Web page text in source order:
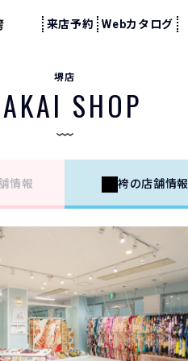
来店予約 Webカタログ
堺店
SHOP
情報 袴の店舗情報